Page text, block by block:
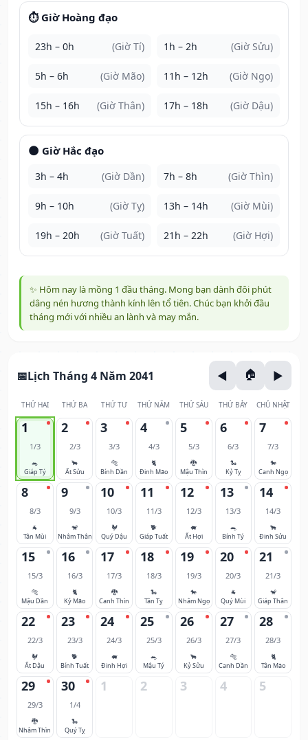
⏱️ Giờ Hoàng đạo
23h – 0h (Giờ Tí) 1h – 2h (Giờ Sửu)
5h – 6h (Giờ Mão) 11h – 12h (Giờ Ngọ)
15h – 16h (Giờ Thân) 17h – 18h (Giờ Dậu)
🌑 Giờ Hắc đạo
3h – 4h (Giờ Dần) 7h – 8h (Giờ Thìn)
9h – 10h (Giờ Tỵ) 13h – 14h (Giờ Mùi)
19h – 20h (Giờ Tuất) 21h – 22h (Giờ Hợi)
✨ Hôm nay là mồng 1 đầu tháng. Mong bạn dành đôi phút
dâng nén hương thành kính lên tổ tiên. Chúc bạn khởi đầu
tháng mới với nhiều an lành và may mắn.
Lịch Tháng 4 Năm 2041
THỨ HAI THỨ BA THỨ TƯ THỨ NĂM THỨ SÁU THỨ BẢY CHỦ NHẬT
1
1/3
🐀
Giáp Tý
2
2/3
🐂
Ất Sửu
3
3/3
🐅
Bính Dần
4
4/3
🐈
Đinh Mão
5
5/3
🐉
Mậu Thìn
6
6/3
🐍
Kỷ Tỵ
7
7/3
🐎
Canh Ngọ
8
8/3
🐐
Tân Mùi
9
9/3
🐒
Nhâm Thân
10
10/3
🐓
Quý Dậu
11
11/3
🐕
Giáp Tuất
12
12/3
🐖
Ất Hợi
13
13/3
🐀
Bính Tý
14
14/3
🐂
Đinh Sửu
15
15/3
🐅
Mậu Dần
16
16/3
🐈
Kỷ Mão
17
17/3
🐉
Canh Thìn
18
18/3
🐍
Tân Tỵ
19
19/3
🐎
Nhâm Ngọ
20
20/3
🐐
Quý Mùi
21
21/3
🐒
Giáp Thân
22
22/3
🐓
Ất Dậu
23
23/3
🐕
Bính Tuất
24
24/3
🐖
Đinh Hợi
25
25/3
🐀
Mậu Tý
26
26/3
🐂
Kỷ Sửu
27
27/3
🐅
Canh Dần
28
28/3
🐈
Tân Mão
29
29/3
🐉
Nhâm Thìn
30
1/4
🐍
Quý Tỵ
1 2 3 4 5